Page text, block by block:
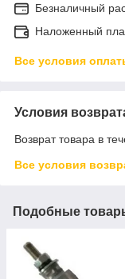
Безналичный
Наложенный
Все условия
Условия
Возврат товара в
Все условия
Подобные